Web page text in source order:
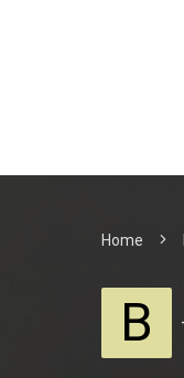
Home
B